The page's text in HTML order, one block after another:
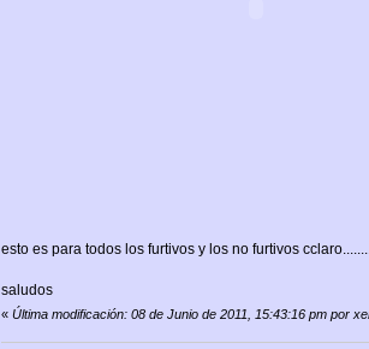
esto es para todos los furtivos y los no furtivos
saludos
« Última modificación: 08 de Junio de 2011, 15:43:16 pm por